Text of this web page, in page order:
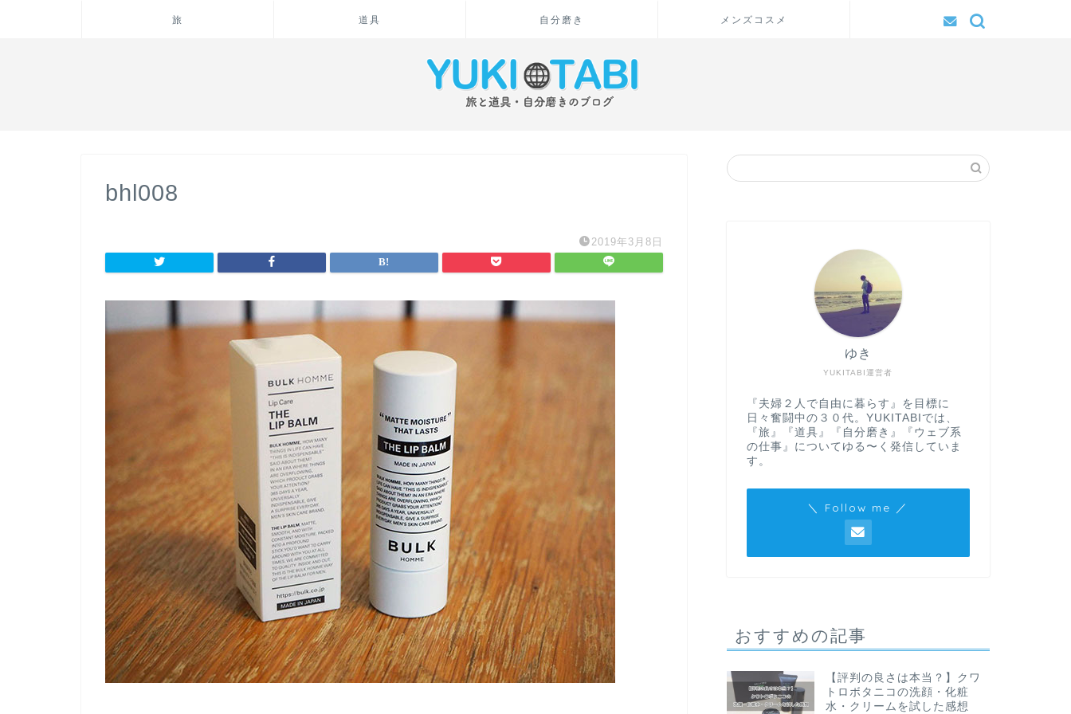
旅 道具 自分磨き メンズコスメ
bhl008
2019年3月8日
YUKITABI運営者
ゆき
『夫婦２人で自由に暮らす』を目標に
日々奮闘中の３０代。YUKITABIでは、
『旅』『道具』『自分磨き』『ウェブ系
の仕事』についてゆる〜く発信していま
す。
＼ Follow me ／
おすすめの記事
【評判の良さは本当？】クワ
トロボタニコの洗顔・化粧
水・クリームを試した感想